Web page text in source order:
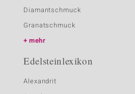
Diamantschmuck
Granatschmuck
mehr
Edelsteinlexikon
Alexandrit